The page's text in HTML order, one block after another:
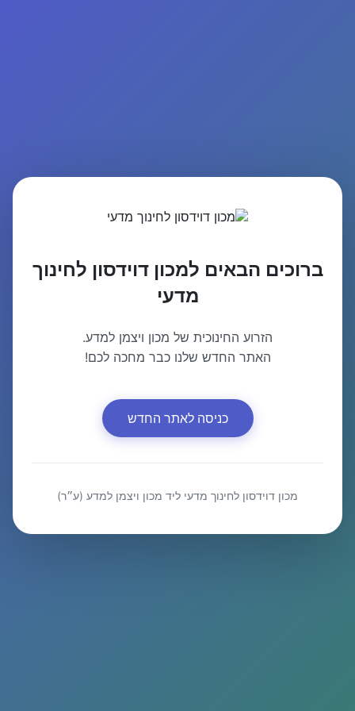
ברוכים הבאים למכון דוידסון לחינוך
מדעי
הזרוע החינוכית של מכון ויצמן למדע.
האתר החדש שלנו כבר מחכה לכם!
כניסה לאתר החדש
מכון דוידסון לחינוך מדעי ליד מכון ויצמן למדע (ע״ר)